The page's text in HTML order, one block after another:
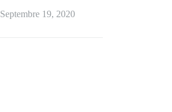
Septembre 19, 2020